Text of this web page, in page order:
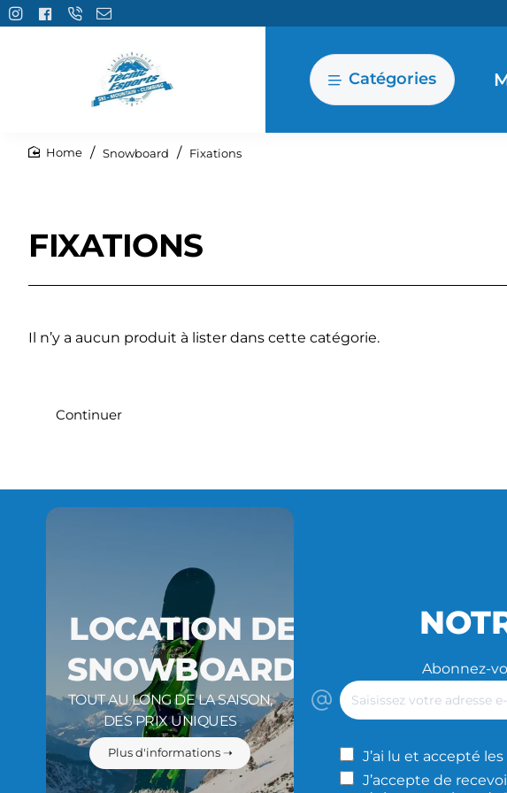
Catégories
Snowboard Fixations
FIXATIONS
Il n’y a aucun produit à lister dans cette catégorie.
Continuer
LOCATION DE
SNOWBOARD
TOUT AU LONG DE LA SAISON,
DES PRIX UNIQUES
Plus d'informations ➝
Abonnez-
Saisissez
votre
adresse
mailJ’ai lu et accepté les
J’accepte de